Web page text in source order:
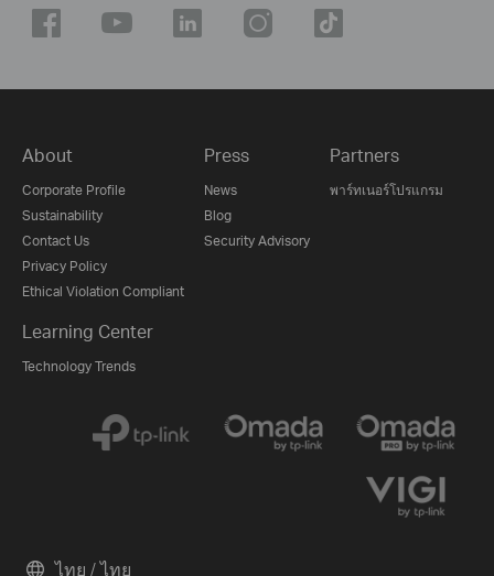
About
Corporate Profile
Sustainability
Contact Us
Privacy Policy
Ethical Violation Compliant
Press
News
Blog
Security Advisory
Partners
พาร์ทเนอร์โปรแกรม
Learning Center
Technology Trends
ไทย / ไทย